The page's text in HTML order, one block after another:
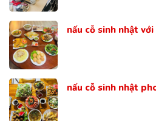
nấu cỗ sinh nhật
nấu cỗ sinh nhật